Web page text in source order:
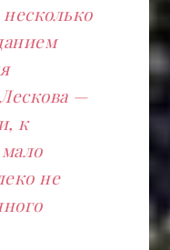
—
к
не